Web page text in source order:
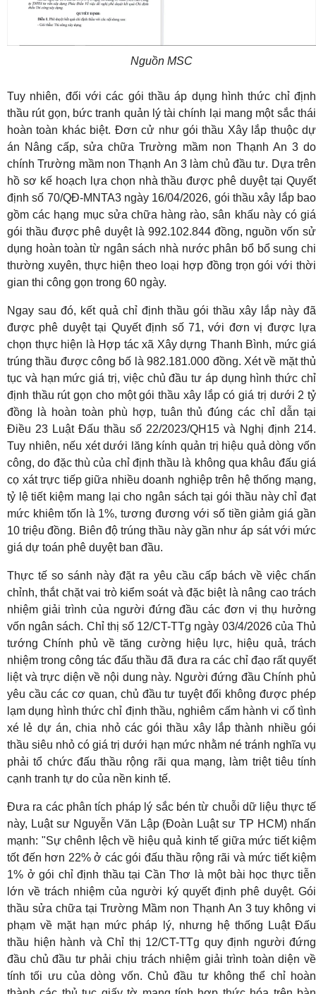
Nguồn MSC
Tuy nhiên, đối với các gói thầu áp dụng hình thức chỉ định
thầu rút gọn, bức tranh quản lý tài chính lại mang một sắc thái
hoàn toàn khác biệt. Đơn cử như gói thầu Xây lắp thuộc dự
án Nâng cấp, sửa chữa Trường mầm non Thạnh An 3 do
chính Trường mầm non Thạnh An 3 làm chủ đầu tư. Dựa trên
hồ sơ kế hoạch lựa chọn nhà thầu được phê duyệt tại Quyết
định số 70/QĐ-MNTA3 ngày 16/04/2026, gói thầu xây lắp bao
gồm các hạng mục sửa chữa hàng rào, sân khấu này có giá
gói thầu được phê duyệt là 992.102.844 đồng, nguồn vốn sử
dụng hoàn toàn từ ngân sách nhà nước phân bổ bổ sung chi
thường xuyên, thực hiện theo loại hợp đồng trọn gói với thời
gian thi công gọn trong 60 ngày.
Ngay sau đó, kết quả chỉ định thầu gói thầu xây lắp này đã
được phê duyệt tại Quyết định số 71, với đơn vị được lựa
chọn thực hiện là Hợp tác xã Xây dựng Thanh Bình, mức giá
trúng thầu được công bố là 982.181.000 đồng. Xét về mặt thủ
tục và hạn mức giá trị, việc chủ đầu tư áp dụng hình thức chỉ
định thầu rút gọn cho một gói thầu xây lắp có giá trị dưới 2 tỷ
đồng là hoàn toàn phù hợp, tuân thủ đúng các chỉ dẫn tại
Điều 23 Luật Đấu thầu số 22/2023/QH15 và Nghị định 214.
Tuy nhiên, nếu xét dưới lăng kính quản trị hiệu quả dòng vốn
công, do đặc thù của chỉ định thầu là không qua khâu đấu giá
cọ xát trực tiếp giữa nhiều doanh nghiệp trên hệ thống mạng,
tỷ lệ tiết kiệm mang lại cho ngân sách tại gói thầu này chỉ đạt
mức khiêm tốn là 1%, tương đương với số tiền giảm giá gần
10 triệu đồng. Biên độ trúng thầu này gần như áp sát với mức
giá dự toán phê duyệt ban đầu.
Thực tế so sánh này đặt ra yêu cầu cấp bách về việc chấn
chỉnh, thắt chặt vai trò kiểm soát và đặc biệt là nâng cao trách
nhiệm giải trình của người đứng đầu các đơn vị thụ hưởng
vốn ngân sách. Chỉ thị số 12/CT-TTg ngày 03/4/2026 của Thủ
tướng Chính phủ về tăng cường hiệu lực, hiệu quả, trách
nhiệm trong công tác đấu thầu đã đưa ra các chỉ đạo rất quyết
liệt và trực diện về nội dung này. Người đứng đầu Chính phủ
yêu cầu các cơ quan, chủ đầu tư tuyệt đối không được phép
lạm dụng hình thức chỉ định thầu, nghiêm cấm hành vi cố tình
xé lẻ dự án, chia nhỏ các gói thầu xây lắp thành nhiều gói
thầu siêu nhỏ có giá trị dưới hạn mức nhằm né tránh nghĩa vụ
phải tổ chức đấu thầu rộng rãi qua mạng, làm triệt tiêu tính
cạnh tranh tự do của nền kinh tế.
Đưa ra các phân tích pháp lý sắc bén từ chuỗi dữ liệu thực tế
này, Luật sư Nguyễn Văn Lập (Đoàn Luật sư TP HCM) nhấn
mạnh: "Sự chênh lệch về hiệu quả kinh tế giữa mức tiết kiệm
tốt đến hơn 22% ở các gói đấu thầu rộng rãi và mức tiết kiệm
1% ở gói chỉ định thầu tại Cần Thơ là một bài học thực tiễn
lớn về trách nhiệm của người ký quyết định phê duyệt. Gói
thầu sửa chữa tại Trường Mầm non Thạnh An 3 tuy không vi
phạm về mặt hạn mức pháp lý, nhưng hệ thống Luật Đấu
thầu hiện hành và Chỉ thị 12/CT-TTg quy định người đứng
đầu chủ đầu tư phải chịu trách nhiệm giải trình toàn diện về
tính tối ưu của dòng vốn. Chủ đầu tư không thể chỉ hoàn